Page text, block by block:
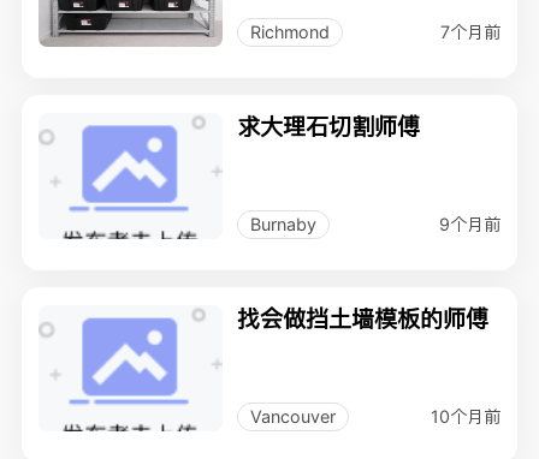
Richmond 7个月前
求大理石切割师傅
Burnaby 9个月前
找会做挡土墙模板的师傅
Vancouver 10个月前